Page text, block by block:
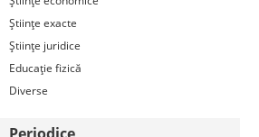
Ştiinţe exacte
Ştiinţe juridice
Educaţie fizică
Diverse